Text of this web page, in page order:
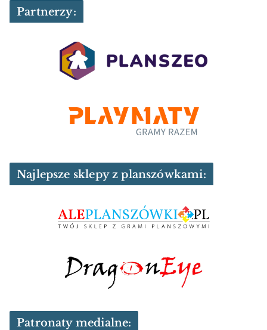
Partnerzy:
Najlepsze sklepy z planszówkami:
Patronaty medialne: